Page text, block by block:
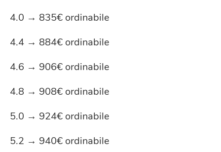
4.0 → 835€ ordinabile
4.4 → 884€ ordinabile
4.6 → 906€ ordinabile
4.8 → 908€ ordinabile
5.0 → 924€ ordinabile
5.2 → 940€ ordinabile